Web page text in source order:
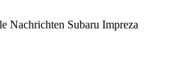
Nachrichten Subaru Impreza